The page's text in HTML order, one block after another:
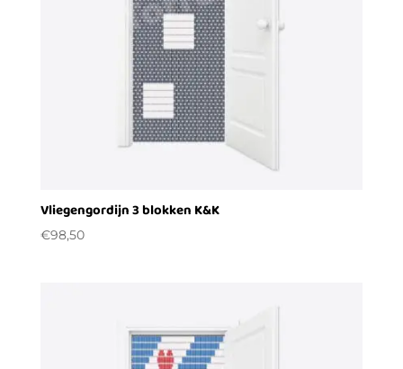
Vliegengordijn 3 blokken K&K
€98,50